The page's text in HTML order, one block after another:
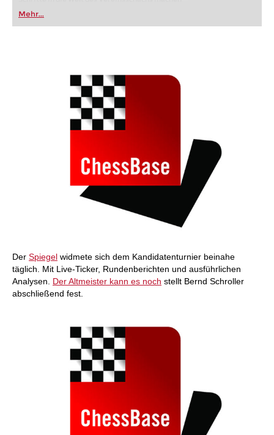
oder bereits auf Turnierniveau spielen: Mit
FRITZ trainieren Sie effizienter, intelligenter und
individueller als je zuvor.
Mehr...
Der Spiegel widmete sich dem Kandidatenturnier beinahe
täglich. Mit Live-Ticker, Rundenberichten und ausführlichen
Analysen. Der Altmeister kann es noch stellt Bernd Schroller
abschließend fest.